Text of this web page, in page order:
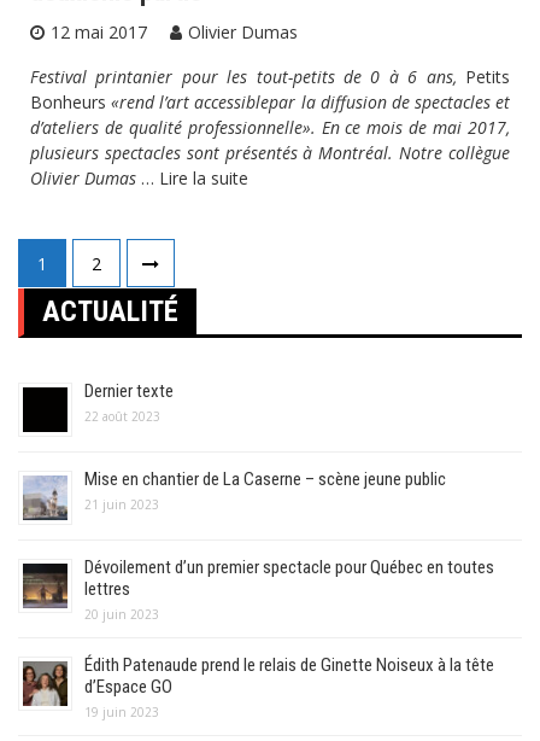
12 mai 2017
Olivier Dumas
Festival printanier pour les tout-petits de 0 à 6 ans, Petits
Bonheurs «rend l’art accessiblepar la diffusion de spectacles et
d’ateliers de qualité professionnelle». En ce mois de mai 2017,
plusieurs spectacles sont présentés à Montréal. Notre collègue
Olivier Dumas … Lire la suite
Pagination
des
publications
1 2
ACTUALITÉ
Dernier texte
22 août 2023
Mise en chantier de La Caserne – scène jeune public
21 juin 2023
Dévoilement d’un premier spectacle pour Québec en toutes
lettres
20 juin 2023
Édith Patenaude prend le relais de Ginette Noiseux à la tête
d’Espace GO
19 juin 2023